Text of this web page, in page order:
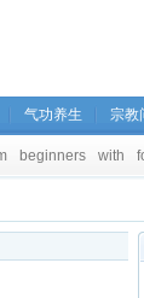
气功养生 宗教
beginners with